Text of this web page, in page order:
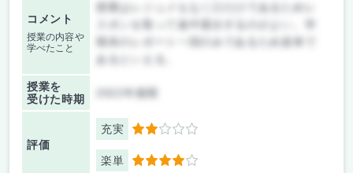
コメント
授業の内容や
学べたこと
授業はレジュメもなく口だけであるためレ
スポンを取って途中退出するのがよい。学
期末のレポート一回のみであるため楽単で
あるといえる。
授業を
受けた時期
2022年後期
評価
充実 2
楽単 4